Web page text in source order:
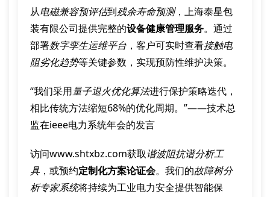
从电磁兼容预评估到残余寿命预测，上海泰星包
装有限公司提供完整的设备健康管理服务。通过
部署数字孪生运维平台 ，客户可实时查看接触电
阻劣化趋势等关键参数，实现预防性维护决策。
“我们采用量子退火优化算法进行保护策略迭代，
相比传统方法缩短68%的优化周期。”——技术总
监在ieee电力系统年会的发言
访问www.shtxbz.com获取谐波阻抗谱分析工
具 ，或预约定制化方案论证会。我们的故障树分
析专家系统将持续为工业电力安全提供智能保